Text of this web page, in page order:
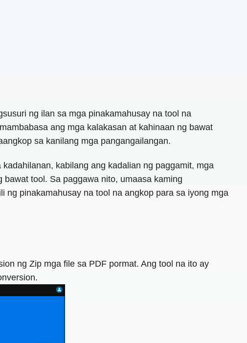
ng ilan sa mga pinakamahusay na tool na
ang mga kalakasan at kahinaan ng bawat
sa kanilang mga pangangailangan.
kabilang ang kadalian ng paggamit, mga
tool. Sa paggawa nito, umaasa kaming
ng pinakamahusay na tool na angkop para sa iyong mga
ng Zip mga file sa PDF pormat. Ang tool na ito ay